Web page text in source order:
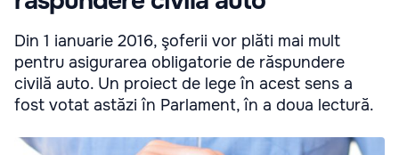
Din 1 ianuarie 2016, şoferii vor plăti mai mult
pentru asigurarea obligatorie de răspundere
civilă auto. Un proiect de lege în acest sens a
fost votat astăzi în Parlament, în a doua lectură.